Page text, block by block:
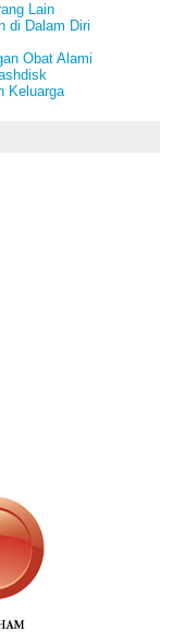
Lain
di Dalam Diri
Obat Alami
Keluarga